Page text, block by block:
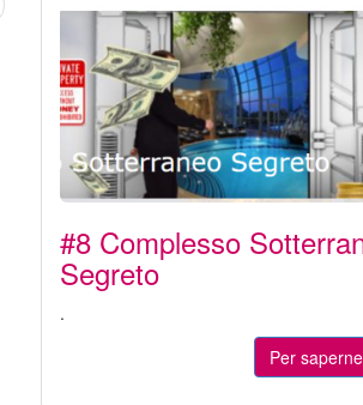
#8 Complesso
Segreto
.
Per